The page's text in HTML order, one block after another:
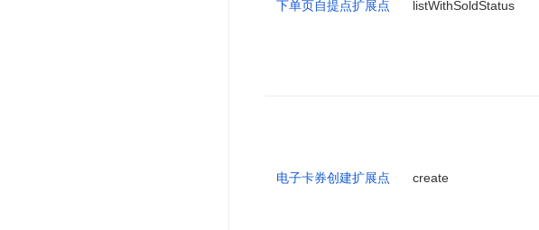
下单页自提点扩展点 listWithSoldStatus
电子卡券创建扩展点 create